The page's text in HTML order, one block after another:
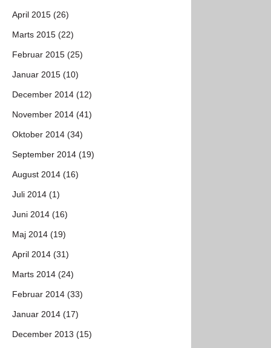
April 2015 (26)
Marts 2015 (22)
Februar 2015 (25)
Januar 2015 (10)
December 2014 (12)
November 2014 (41)
Oktober 2014 (34)
September 2014 (19)
August 2014 (16)
Juli 2014 (1)
Juni 2014 (16)
Maj 2014 (19)
April 2014 (31)
Marts 2014 (24)
Februar 2014 (33)
Januar 2014 (17)
December 2013 (15)